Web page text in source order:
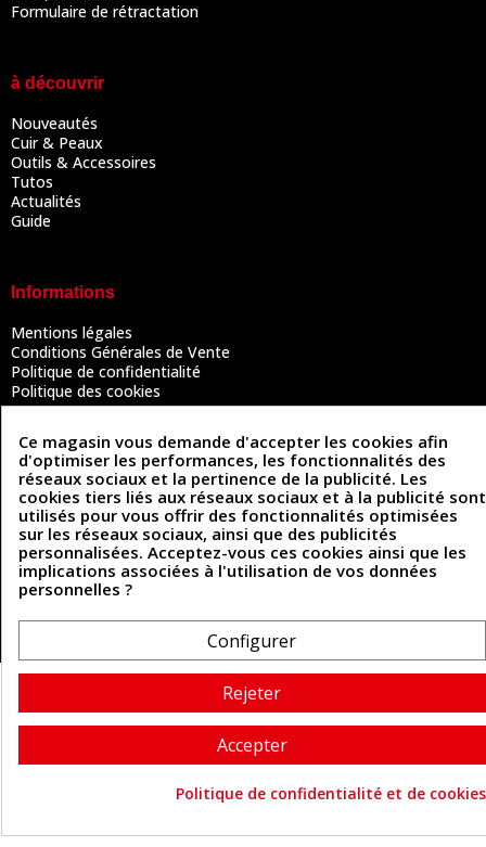
Formulaire de rétractation
à découvrir
Nouveautés
Cuir & Peaux
Outils & Accessoires
Tutos
Actualités
Guide
Informations
Mentions légales
Conditions Générales de Vente
Politique de confidentialité
Politique des cookies
Contactez-nous
Coordonnées
493 Chemin de Catougnac
81300 Graulhet
05 63 34 51 88
contact@cuirenstock.com
Cuirenstock © 2026 - Une création Quatrys 💙
Ce magasin vous demande d'accepter les cookies afin
d'optimiser les performances, les fonctionnalités des
réseaux sociaux et la pertinence de la publicité. Les
cookies tiers liés aux réseaux sociaux et à la publicité sont
utilisés pour vous offrir des fonctionnalités optimisées
sur les réseaux sociaux, ainsi que des publicités
personnalisées. Acceptez-vous ces cookies ainsi que les
implications associées à l'utilisation de vos données
personnelles ?
Configurer
Rejeter
Accepter
Politique de confidentialité et de cookies